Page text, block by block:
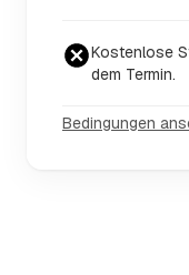
Kostenlose
dem Termin.
Bedingungen